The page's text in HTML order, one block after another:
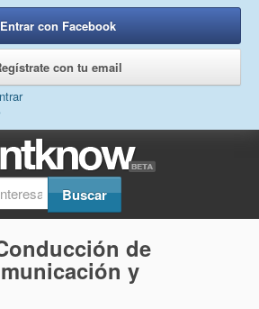
Entrar con Facebook
con tu email
de
y